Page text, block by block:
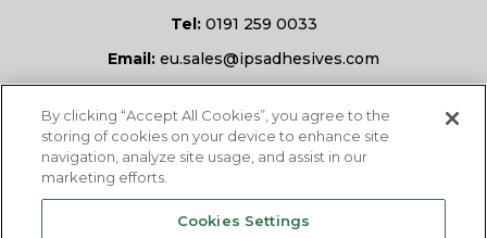
Tel:0191 259 0033
Email: eu.sales@ipsadhesives.com
Masz pytanie?
By clicking “Accept All Cookies”, you agree to the
storing of cookies on your device to enhance site
navigation, analyze site usage, and assist in our
marketing efforts.
Cookies Settings